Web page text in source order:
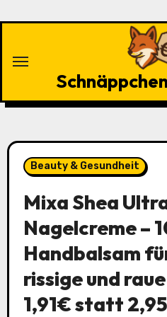
Beauty & Gesundheit
Mixa Shea
Nagelcreme –
Handbalsam
rissige und
1,91€ statt